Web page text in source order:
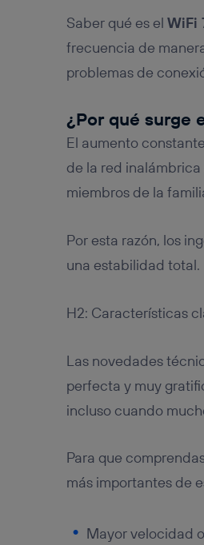
Saber qué es el WiFi
frecuencia de
problemas de
¿Por qué surge
El aumento
de la red
miembros de la
Por esta razón, los
una estabilidad total.
H2: Características
Las novedades
perfecta y muy
incluso cuando
Para que
más importantes de
Mayor velocidad